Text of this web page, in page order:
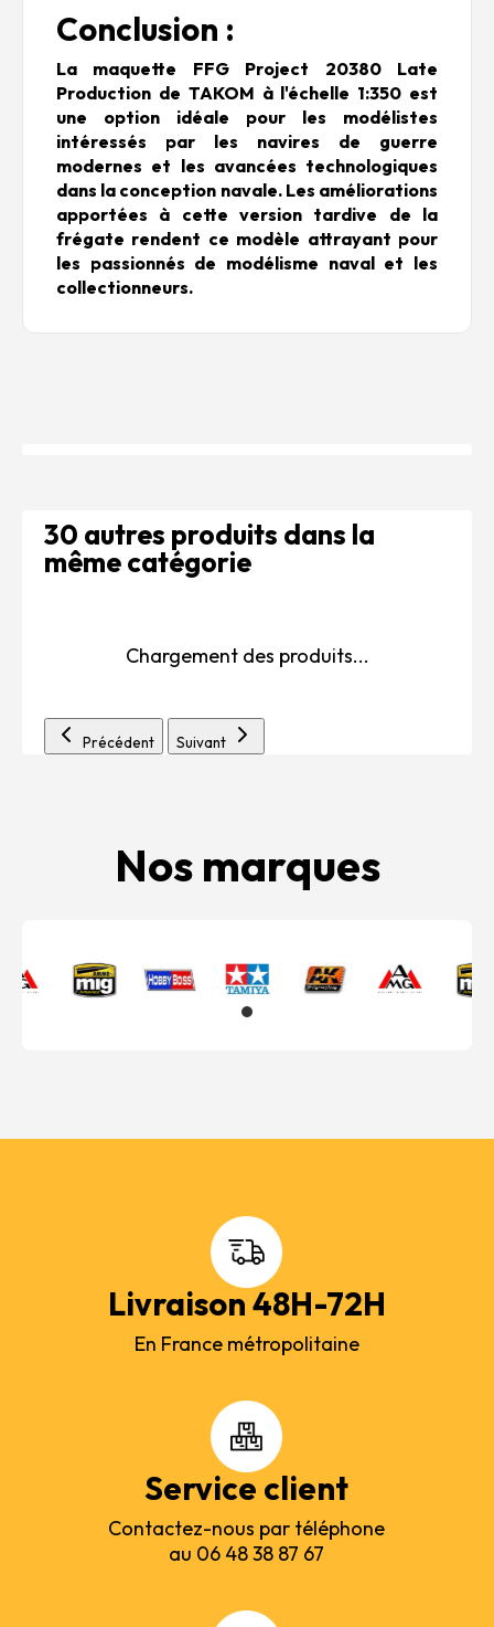
Conclusion :
La maquette FFG Project 20380 Late
Production de TAKOM à l'échelle 1:350 est
une option idéale pour les modélistes
intéressés par les navires de guerre
modernes et les avancées technologiques
dans la conception navale. Les améliorations
apportées à cette version tardive de la
frégate rendent ce modèle attrayant pour
les passionnés de modélisme naval et les
collectionneurs.
30 autres produits dans la
même catégorie
Chargement des produits...
Précédent Suivant
Nos marques
Livraison 48H-72H
En France métropolitaine
Service client
Contactez-nous par téléphone
au 06 48 38 87 67